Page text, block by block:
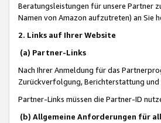
Beratungsleistungen für unsere Partner
Namen von Amazon aufzutreten) an Sie
2. Links auf Ihrer Website
(a) Partner-Links
Nach Ihrer Anmeldung für das
Zurückverfolgung, Berichterstattung
Partner-Links müssen die Partner-ID
(b) Allgemeine Anforderungen für